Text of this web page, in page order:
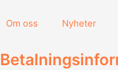
Om oss Nyheter